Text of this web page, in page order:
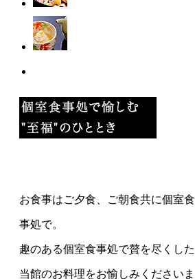
お食事はご夕食、ご朝食共に個室食
事処で。
趣のある個室食事処で贅を尽くした
当館のお料理をお愉しみくださいま